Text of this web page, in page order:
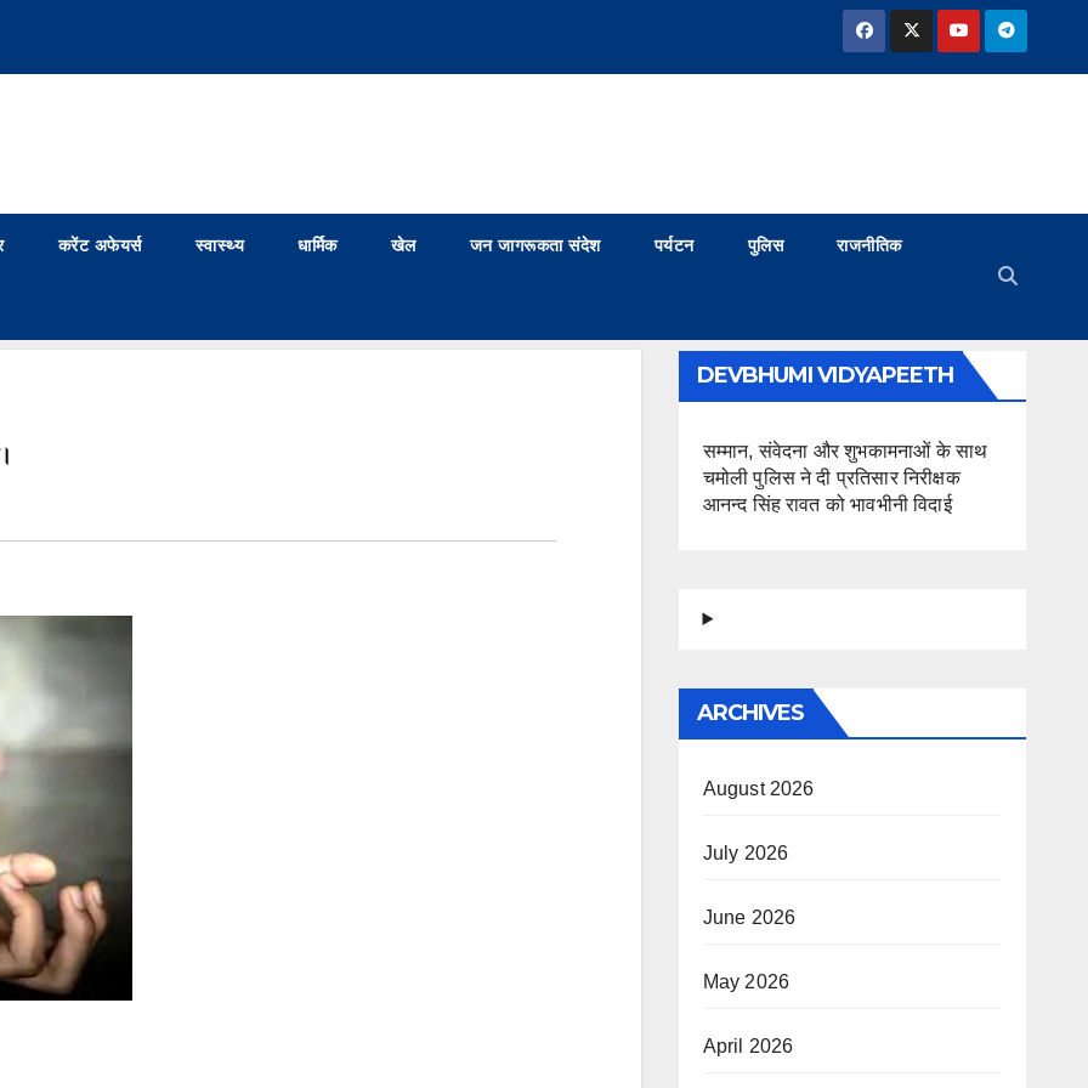
करेंट अफेयर्स स्वास्थ्य धार्मिक खेल जन जागरूकता संदेश पर्यटन पुलिस राजनीतिक
DEVBHUMI VIDYAPEETH
सम्मान, संवेदना और शुभकामनाओं के साथ
चमोली पुलिस ने दी प्रतिसार निरीक्षक
आनन्द सिंह रावत को भावभीनी विदाई
ARCHIVES
August 2026
July 2026
June 2026
May 2026
April 2026